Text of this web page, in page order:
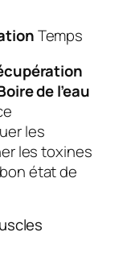
Temps
de l’eau
les
les toxines
état de